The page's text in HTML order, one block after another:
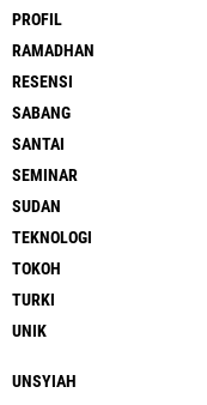
PROFIL
RAMADHAN
RESENSI
SABANG
SANTAI
SEMINAR
SUDAN
TEKNOLOGI
TOKOH
TURKI
UNIK
UNSYIAH